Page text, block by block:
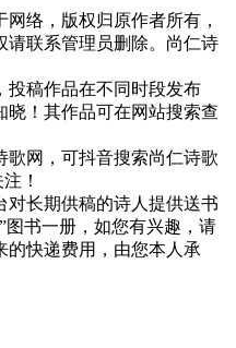
络，版权归原作者所有，
请联系管理员删除。尚仁诗
投稿作品在不同时段发布
晓！其作品可在网站搜索查
歌网，可抖音搜索尚仁诗歌
！
对长期供稿的诗人提供送书
图书一册，如您有兴趣，请
的快递费用，由您本人承